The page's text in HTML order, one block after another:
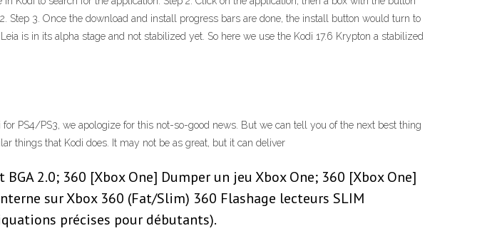
Step 3. Once the download and install progress bars are done, the install button would turn to
is in its alpha stage and not stabilized yet. So here we use the Kodi 17.6 Krypton a stabilized
PS4/PS3, we apologize for this not-so-good news. But we can tell you of the next best thing
things that Kodi does. It may not be as great, but it can deliver
2.0; 360 [Xbox One] Dumper un jeu Xbox One; 360 [Xbox One]
sur Xbox 360 (Fat/Slim) 360 Flashage lecteurs SLIM
précises pour débutants).